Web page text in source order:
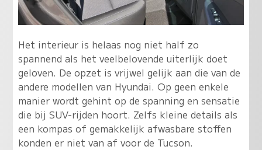
Het interieur is helaas nog niet half zo
spannend als het veelbelovende uiterlijk doet
geloven. De opzet is vrijwel gelijk aan die van de
andere modellen van Hyundai. Op geen enkele
manier wordt gehint op de spanning en sensatie
die bij SUV-rijden hoort. Zelfs kleine details als
een kompas of gemakkelijk afwasbare stoffen
konden er niet van af voor de Tucson.